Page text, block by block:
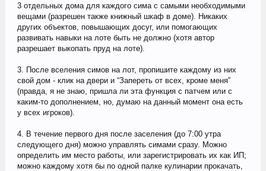
3 отдельных дома для каждого сима с самыми необходимыми
вещами (разрешен также книжный шкаф в доме). Никаких
других объектов, повышающих досуг, или помогающих
развивать навыки на лоте быть не должно (хотя автор
разрешает выкопать пруд на лоте).
3. После вселения симов на лот, пропишите каждому из них
свой дом - клик на двери и “Запереть от всех, кроме меня”
(правда, я не знаю, пришла ли эта функция с патчем или с
каким-то дополнением, но, думаю на данный момент она есть
у всех игроков).
4. В течение первого дня после заселения (до 7:00 утра
следующего дня) можно управлять симами сразу. Можно
определить им место работы, или зарегистрировать их как ИП;
можно каждому хотя бы по одной палке кулинарии прокачать,